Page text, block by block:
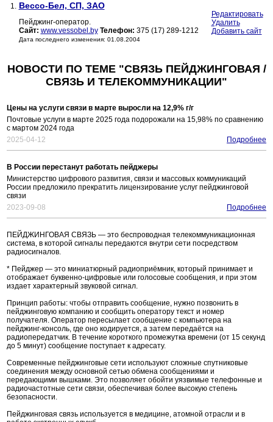
1. Вессо-Бел, СП, ЗАО
Пейджинг-оператор.
Сайт: www.vessobel.by Телефон: 375 (17) 289-1212
Дата последнего изменения: 01.08.2004
Редактировать
Удалить
Добавить сайт
НОВОСТИ ПО ТЕМЕ "СВЯЗЬ ПЕЙДЖИНГОВАЯ /
СВЯЗЬ И ТЕЛЕКОММУНИКАЦИИ"
Цены на услуги связи в марте выросли на 12,9% г/г
Почтовые услуги в марте 2025 года подорожали на 15,98% по сравнению
с мартом 2024 года
2025-04-12
Подробнее
В России перестанут работать пейджеры
Министерство цифрового развития, связи и массовых коммуникаций
России предложило прекратить лицензирование услуг пейджинговой
связи
2023-09-08
Подробнее
ПЕЙДЖИНГОВАЯ СВЯЗЬ — это беспроводная телекоммуникационная
система, в которой сигналы передаются внутри сети посредством
радиосигналов.
* Пейджер — это миниатюрный радиоприёмник, который принимает и
отображает буквенно-цифровые или голосовые сообщения, и при этом
издает характерный звуковой сигнал.
Принцип работы: чтобы отправить сообщение, нужно позвонить в
пейджинговую компанию и сообщить оператору текст и номер
получателя. Оператор пересылает сообщение с компьютера на
пейджинг-консоль, где оно кодируется, а затем передаётся на
радиопередатчик. В течение короткого промежутка времени (от 15 секунд
до 5 минут) сообщение поступает к адресату.
Современные пейджинговые сети используют сложные спутниковые
соединения между основной сетью обмена сообщениями и
передающими вышками. Это позволяет обойти уязвимые телефонные и
радиочастотные сети связи, обеспечивая более высокую степень
безопасности.
Пейджинговая связь используется в медицине, атомной отрасли и в